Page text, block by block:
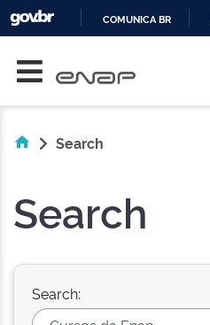
COMUNICA BR
Search
Search
Search: